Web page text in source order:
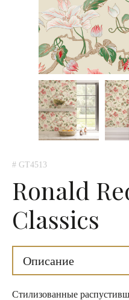
# GT4513
Ronald
Classics
Описание
Стилизованные